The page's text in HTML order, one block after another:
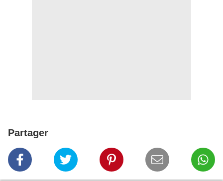
Partager